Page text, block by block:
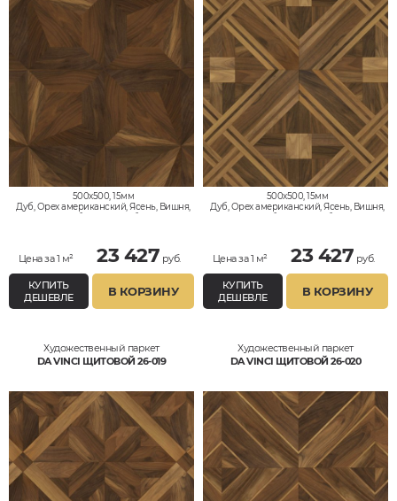
500x500, 15мм
Дуб, Орех американский, Ясень, Вишня,
Цена за 1 м² 23 427 руб.
КУПИТЬ
ДЕШЕВЛЕ
В КОРЗИНУ
500x500, 15мм
Дуб, Орех американский, Ясень, Вишня,
Цена за 1 м² 23 427 руб.
КУПИТЬ
ДЕШЕВЛЕ
В КОРЗИНУ
Художественный паркет
DA VINCI ЩИТОВОЙ 26-019
Художественный паркет
DA VINCI ЩИТОВОЙ 26-020